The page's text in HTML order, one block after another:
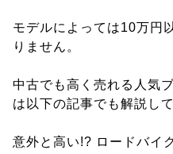
モデルによっては10万円
りません。
中古でも高く売れる人気
は以下の記事でも解説し
意外と高い!? ロードバイ